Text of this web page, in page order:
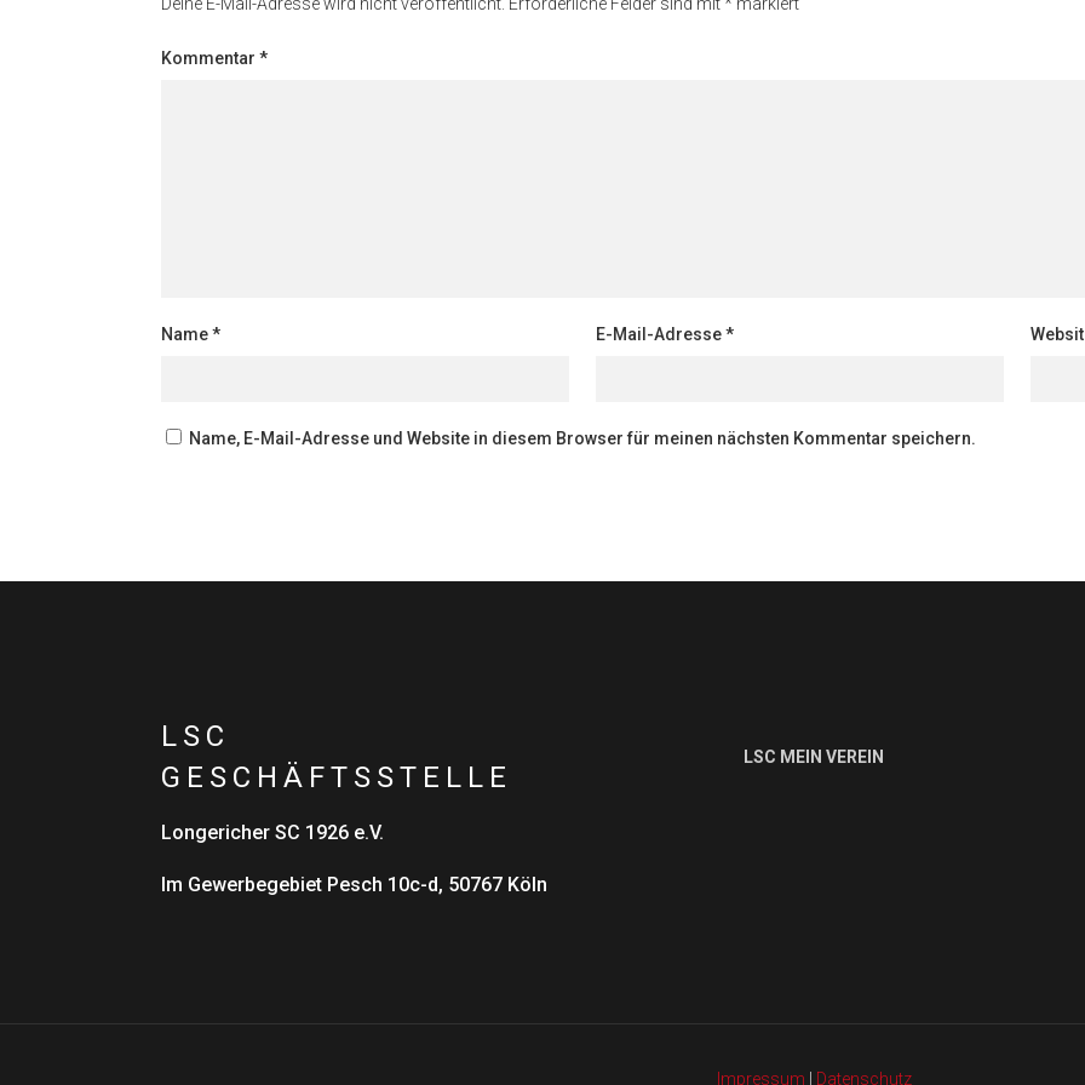
Kommentar *
Name* E-Mail-Adresse*
Name, E-Mail-Adresse und Website in diesem Browser für meinen nächsten Kommentar speichern.
LSC
GESCHÄFTSSTELLE
Longericher SC 1926 e.V.
Im Gewerbegebiet Pesch 10c-d, 50767 Köln
LSC MEIN VEREIN
Impressum Datenschutz